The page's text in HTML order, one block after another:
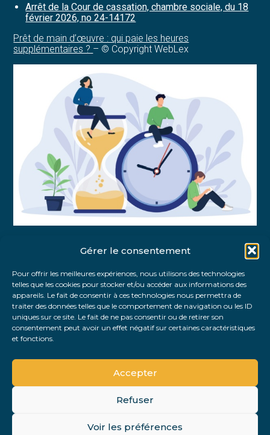
Gérer le consentement
Pour offrir les meilleures expériences, nous utilisons des technologies
telles que les cookies pour stocker et/ou accéder aux informations des
appareils. Le fait de consentir à ces technologies nous permettra de
traiter des données telles que le comportement de navigation ou les ID
uniques sur ce site. Le fait de ne pas consentir ou de retirer son
consentement peut avoir un effet négatif sur certaines caractéristiques
et fonctions.
Accepter
Refuser
Voir les préférences
Arrêt de la Cour de cassation, chambre sociale, du 18
février 2026, no 24-14172
Prêt de main d’œuvre : qui paie les heures
supplémentaires ? – © Copyright WebLex
FaceBook
TwitterLinkedIn
PLAN DU SITE